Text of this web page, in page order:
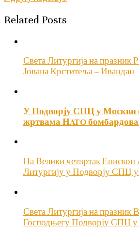
Related Posts
Света Литургија на празник
Јована Крститеља – Ивандан
У Подворју СПЦ у Москви
жртвама НATO
На Велики четвртак Епископ
Литургију у Подворју СПЦ
Света Литургија на празник
Господњегу Подворју СПЦ